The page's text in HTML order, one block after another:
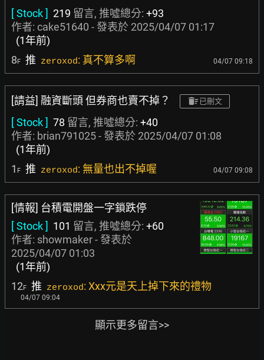
[ Stock ] 219 留言, 推噓總分: +93
作者: cake51640 - 發表於 2025/04/07 01:17
(1年前)
8F 推 zeroxod: 真不算多啊 04/07 09:18
[請益] 融資斷頭 但券商也賣不掉？ 已刪文
[ Stock ] 78 留言, 推噓總分: +40
作者: brian791025- 發表於 2025/04/07 01:08
(1年前)
1 F 推 zeroxod: 無量也出不掉喔 04/07 09:08
[情報] 台積電開盤一字鎖跌停
[ Stock ] 101 留言, 推噓總分: +60
作者: showmaker- 發表於
2025/04/07 01:03
(1年前)
12F 推 zeroxod: Xxx元是天上掉下來的禮物
04/07 09:04
顯示更多留言>>